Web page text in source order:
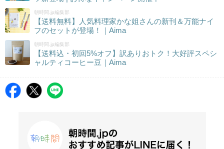
朝時間.jp編集部
【送料無料】人気料理家かな姐さんの新刊＆万能ナイ
フのセットが登場！｜Aima
朝時間.jp編集部
【送料込・初回5%オフ】訳ありおトク！大好評スペシ
ャルティコーヒー豆｜Aima